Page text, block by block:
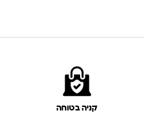
קניה בטוחה